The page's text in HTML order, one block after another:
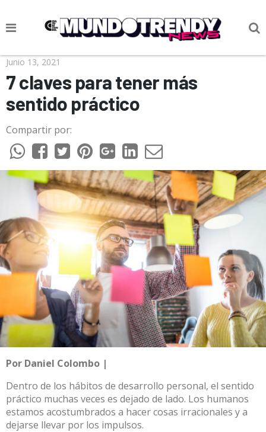
NOTICIAS
CULTURA POP
CIENCIA Y TECNOLOGÍA
VIDA
SOCIEDAD
CULTURIZANDO.COM
Junio 13, 2021
7 claves para tener más
sentido práctico
Compartir por:
Por Daniel Colombo |
Dentro de los hábitos de desarrollo personal, el sentido
práctico muchas veces es dejado de lado. Los humanos
estamos acostumbrados a hacer cosas irracionales y a
dejarse llevar por los impulsos.